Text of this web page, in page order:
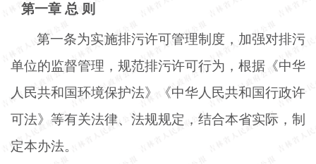
第一章 总 则
第一条为实施排污许可管理制度，加强对排污
单位的监督管理，规范排污许可行为，根据《中华
人民共和国环境保护法》《中华人民共和国行政许
可法》等有关法律、法规规定，结合本省实际，制
定本办法。